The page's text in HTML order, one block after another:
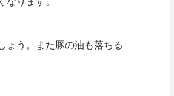
う。
また豚の油も落ちる